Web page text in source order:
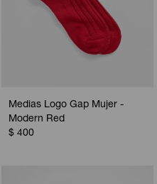
Medias Logo Gap Mujer -
Modern Red
$ 400